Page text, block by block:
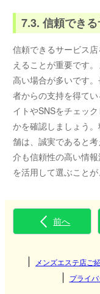
7.3. 信頼でき
信頼できるサービス
えることが重要です
高い場合が多いです
者からの支持を得て
イトやSNSをチェッ
かを確認しましょう
舗は、誠実であると
介も信頼性の高い情
を活用して選ぶこと
前へ
メンズエステ店ご
プライ